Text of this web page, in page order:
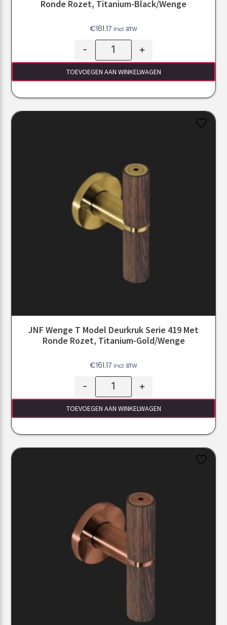
Ronde Rozet, Titanium-Black/Wenge
€161.17 Incl. BTW
- +
TOEVOEGEN AAN WINKELWAGEN
JNF Wenge T Model Deurkruk Serie 419 Met
Ronde Rozet, Titanium-Gold/Wenge
€161.17 Incl. BTW
- +
TOEVOEGEN AAN WINKELWAGEN